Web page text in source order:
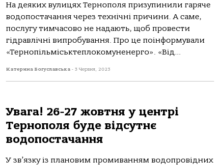
На деяких вулицях Тернополя призупинили гаряче
водопостачання через технічні причини. А саме,
послугу тимчасово не надають, щоб провести
гідравлічні випробування. Про це поінформували
«Тернопільміськтеплокомуненерго». «Від...
Катерина Богуславська - 3 Червня, 2023
Увага! 26-27 жовтня у центрі
Тернополя буде відсутнє
водопостачання
У зв’язку із плановим промиванням водопровідних